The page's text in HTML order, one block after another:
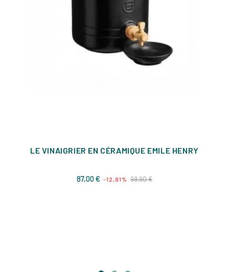
LE VINAIGRIER EN CÉRAMIQUE EMILE HENRY
87,00 € Prix
-12,91% 99,90 €Prix